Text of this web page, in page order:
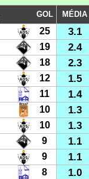
GOL
MÉDIA
25 3.1
19 2.4
18 2.3
12 1.5
11 1.4
10 1.3
10 1.3
9 1.1
9 1.1
8 1.0